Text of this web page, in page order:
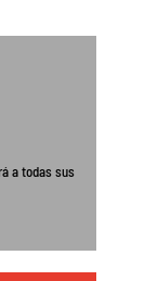
a todas sus